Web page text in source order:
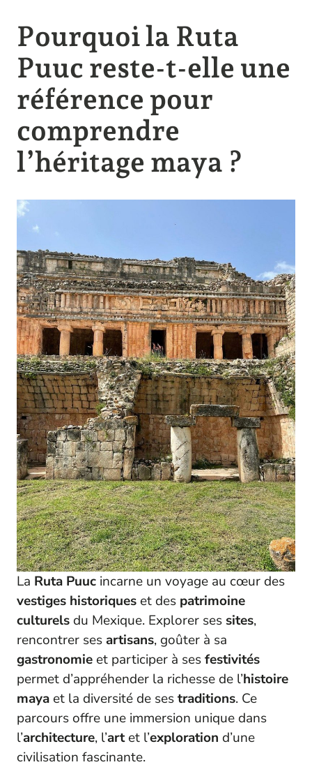
Pourquoi la Ruta
Puuc reste-t-elle une
référence pour
comprendre
l’héritage maya ?
La Ruta Puuc incarne un voyage au cœur des
vestiges historiques et des patrimoine
culturels du Mexique. Explorer ses sites,
rencontrer sesartisans, goûter à sa
gastronomie et participer à sesfestivités
permet d’appréhender la richesse de l’histoire
maya et la diversité de sestraditions. Ce
parcours offre une immersion unique dans
l’architecture, l’artet l’exploration d’une
civilisation fascinante.